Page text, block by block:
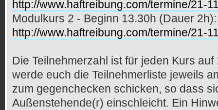
http://www.haftreibung.com/termine/21-
Modulkurs 2 - Beginn 13.30h (Dauer 2h):
http://www.haftreibung.com/termine/21-
Die Teilnehmerzahl ist für jeden Kurs
werde euch die Teilnehmerliste jeweils
zum gegenchecken schicken, so dass
Außenstehende(r) einschleicht. Ein